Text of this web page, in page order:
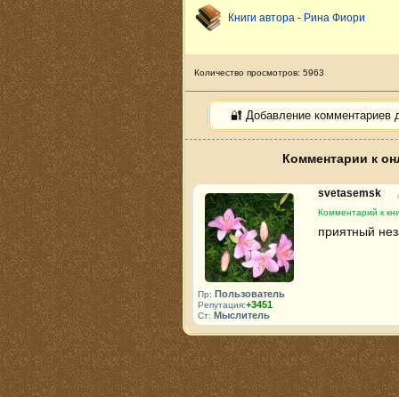
Книги автора - Рина Фиори
Количество просмотров: 5963
🔐 Добавление комментариев
Комментарии к
Пр: Пользователь
Репутация:+3451
Ст: Мыслитель
svetasemsk
Комментарий к
приятный